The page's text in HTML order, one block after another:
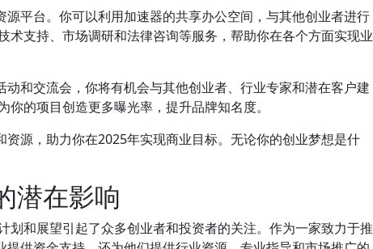
平台。你可以利用加速器的共享办公空间，与其他创业者进行
支持、市场调研和法律咨询等服务，帮助你在各个方面实现业
和交流会，你将有机会与其他创业者、行业专家和潜在客户建
的项目创造更多曝光率，提升品牌知名度。
源，助力你在2025年实现商业目标。无论你的创业梦想是什
潜在影响
和展望引起了众多创业者和投资者的关注。作为一家致力于推